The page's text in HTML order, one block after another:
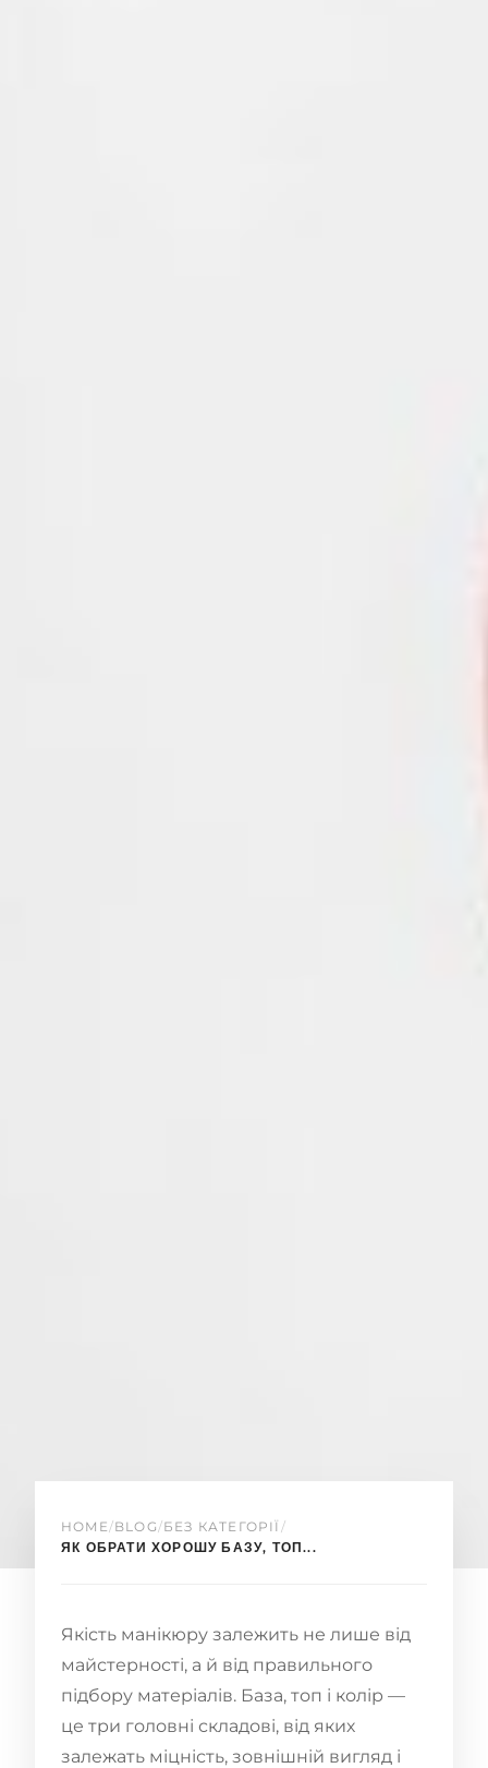
HOME /BLOG /БЕЗ КАТЕГОРІЇ /
ЯК ОБРАТИ ХОРОШУ БАЗУ, ТОП...
Якість манікюру залежить не лише від
майстерності, а й від правильного
підбору матеріалів. База, топ і колір —
це три головні складові, від яких
залежать міцність, зовнішній вигляд і